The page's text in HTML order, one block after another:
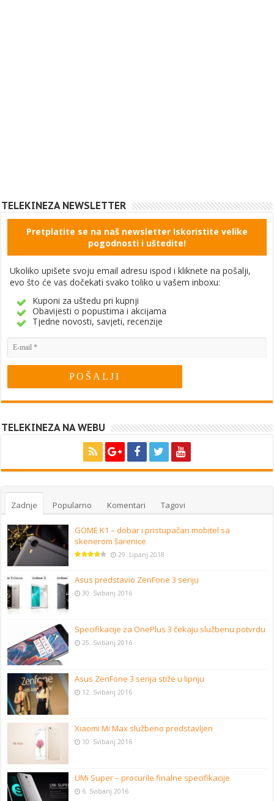
TELEKINEZA NEWSLETTER
Pretplatite se na naš newsletter Iskoristite velike
pogodnosti i uštedite!
Ukoliko upišete svoju email adresu ispod i kliknete na pošalji,
evo što će vas dočekati svako toliko u vašem inboxu:
Kuponi za uštedu pri kupnji
Obavijesti o popustima i akcijama
Tjedne novosti, savjeti, recenzije
TELEKINEZA NA WEBU
Zadnje Popularno Komentari Tagovi
GOME K1 – dobar i pristupačan mobitel sa
skenerom šarenice
29. Lipanj 2018
Asus predstavio ZenFone 3 seriju
30. Svibanj 2016
Specifikacije za OnePlus 3 čekaju službenu potvrdu
25. Svibanj 2016
Asus ZenFone 3 serija stiže u lipnju
12. Svibanj 2016
Xiaomi Mi Max službeno predstavljen
10. Svibanj 2016
UMi Super – procurile finalne specifikacije
6. Svibanj 2016